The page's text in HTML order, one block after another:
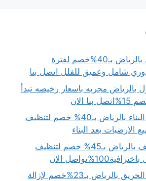
شركة تنظيف فلل بالرياض بـ40%خصم لفترة
شامل وعميق للفلل اتصل بنا
بالرياض مجربه باسعار رخيصه تبدأ
شركة تنظيف بعد البناء بالرياض بـ40% خصم لتنظيف
الارضيات بعد البناء
افضل شركة تنظيف بالرياض بـ45% خصم لتنظيف
الان
شركة تنظيف بعد الحريق بالرياض بـ23%خصم لإزالة